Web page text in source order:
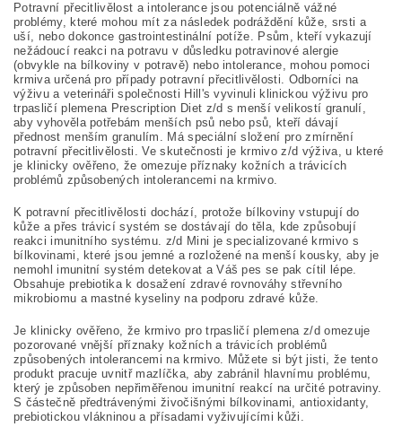
Potravní přecitlivělost a intolerance jsou potenciálně vážné
problémy, které mohou mít za následek podráždění kůže, srsti a
uší, nebo dokonce gastrointestinální potíže. Psům, kteří vykazují
nežádoucí reakci na potravu v důsledku potravinové alergie
(obvykle na bílkoviny v potravě) nebo intolerance, mohou pomoci
krmiva určená pro případy potravní přecitlivělosti. Odborníci na
výživu a veterináři společnosti Hill's vyvinuli klinickou výživu pro
trpasličí plemena Prescription Diet z/d s menší velikostí granulí,
aby vyhověla potřebám menších psů nebo psů, kteří dávají
přednost menším granulím. Má speciální složení pro zmírnění
potravní přecitlivělosti. Ve skutečnosti je krmivo z/d výživa, u které
je klinicky ověřeno, že omezuje příznaky kožních a trávicích
problémů způsobených intolerancemi na krmivo.
K potravní přecitlivělosti dochází, protože bílkoviny vstupují do
kůže a přes trávicí systém se dostávají do těla, kde způsobují
reakci imunitního systému. z/d Mini je specializované krmivo s
bílkovinami, které jsou jemné a rozložené na menší kousky, aby je
nemohl imunitní systém detekovat a Váš pes se pak cítil lépe.
Obsahuje prebiotika k dosažení zdravé rovnováhy střevního
mikrobiomu a mastné kyseliny na podporu zdravé kůže.
Je klinicky ověřeno, že krmivo pro trpasličí plemena z/d omezuje
pozorované vnější příznaky kožních a trávicích problémů
způsobených intolerancemi na krmivo. Můžete si být jisti, že tento
produkt pracuje uvnitř mazlíčka, aby zabránil hlavnímu problému,
který je způsoben nepřiměřenou imunitní reakcí na určité potraviny.
S částečně předtrávenými živočišnými bílkovinami, antioxidanty,
prebiotickou vlákninou a přísadami vyživujícími kůži.